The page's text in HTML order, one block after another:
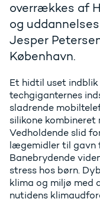
overrækkes af
og
Jesper
København.
Et hidtil uset
techgiganternes
sladrende
silikone
Vedholdende slid
lægemidler til gavn
Banebrydende
stress hos børn.
klima og miljø med
nutidens